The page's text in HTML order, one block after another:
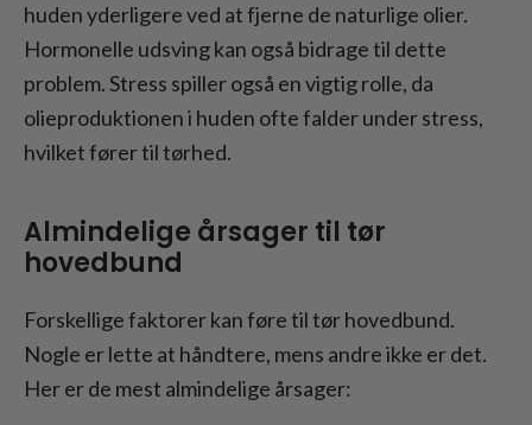
huden yderligere ved at fjerne de naturlige olier.
Hormonelle udsving kan også bidrage til dette
problem. Stress spiller også en vigtig rolle, da
olieproduktionen i huden ofte falder under stress,
hvilket fører til tørhed.
Almindelige årsager til tør
hovedbund
Forskellige faktorer kan føre til tør hovedbund.
Nogle er lette at håndtere, mens andre ikke er det.
Her er de mest almindelige årsager: